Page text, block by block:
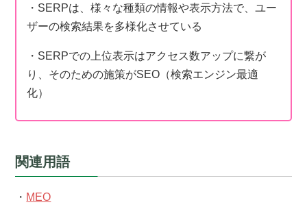
・SERPは、様々な種類の情報や表示方法で、ユー
ザーの検索結果を多様化させている
・SERPでの上位表示はアクセス数アップに繋が
り、そのための施策がSEO（検索エンジン最適
化）
関連用語
・ MEO